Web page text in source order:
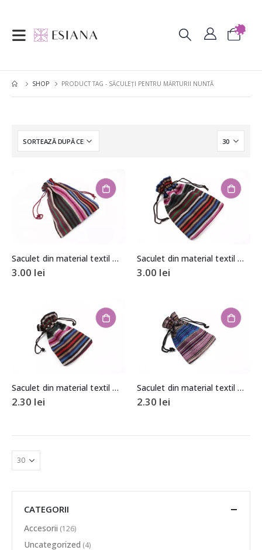
SHOP PRODUCT TAG - SĂCULEȚI PENTRU MĂRTURII NUNTĂ
Saculet din material textil model etnic aprox. 12x17cm
3.00 lei
Saculet din material textil model etnic aprox. 12x17cm
3.00 lei
Saculet din material textil model etnic aprox. 9×13,5cm
2.30 lei
Saculet din material textil model etnic aprox. 9,5x13cm
2.30 lei
CATEGORII
Accesorii (126)
Uncategorized (4)